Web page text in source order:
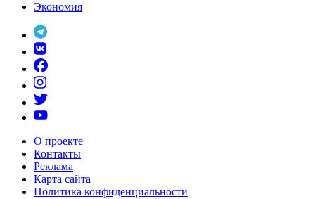
Экономия
О проекте
Контакты
Реклама
Карта сайта
Политика конфиденциальности